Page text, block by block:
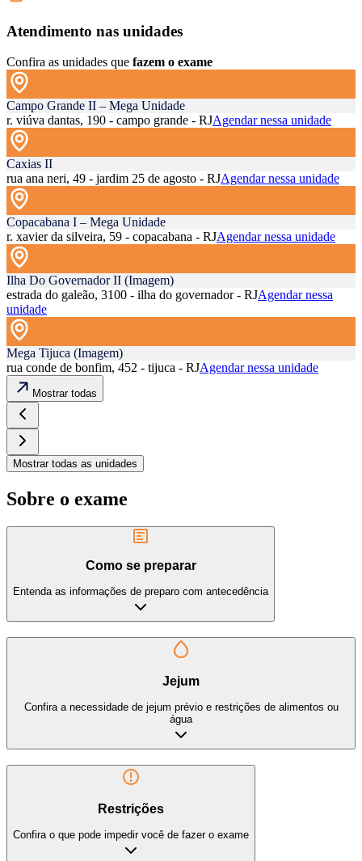
Atendimento nas unidades
Confira as unidades que fazem o exame
Campo Grande II – Mega Unidade
r. viúva dantas, 190 - campo grande - RJAgendar nessa unidade
Caxias II
rua ana neri, 49 - jardim 25 de agosto - RJAgendar nessa unidade
Copacabana I – Mega Unidade
r. xavier da silveira, 59 - copacabana - RJAgendar nessa unidade
Ilha Do Governador II (Imagem)
estrada do galeão, 3100 - ilha do governador - RJAgendar nessa
unidade
Mega Tijuca (Imagem)
rua conde de bonfim, 452 - tijuca - RJAgendar nessa unidade
Mostrar todas
Mostrar todas as unidades
Sobre o exame
Como se preparar
Entenda as informações de preparo com antecedência
Jejum
Confira a necessidade de jejum prévio e restrições de alimentos ou
água
Restrições
Confira o que pode impedir você de fazer o exame